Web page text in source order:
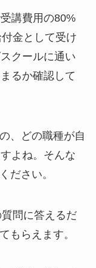
講費用の80%
金として受け
クールに通い
るか確認して
、どの職種が自
よね。そんな
ださい。
問に答えるだ
もらえます。